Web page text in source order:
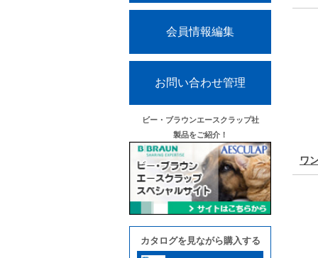
会員情報編集
お問い合わせ管理
ビー・ブラウンエースクラップ社
製品をご紹介！
カタログを見ながら購入する
ワ